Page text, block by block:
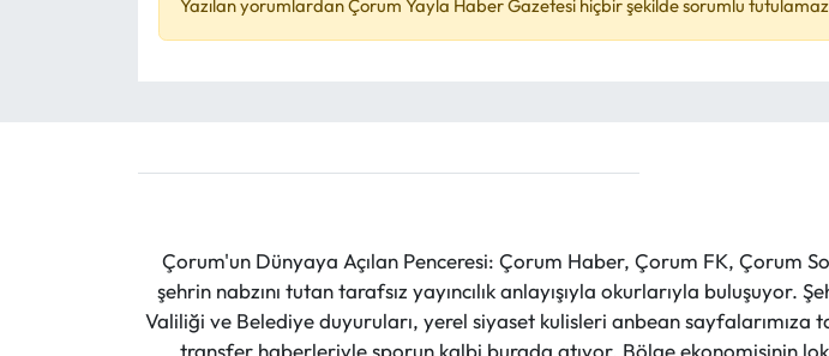
Yazılan yorumlardan Çorum Yayla Haber Gazetesi hiçbir şekilde sorumlu
Çorum'un Dünyaya Açılan Penceresi: Çorum Haber, Çorum FK, Çorum
şehrin nabzını tutan tarafsız yayıncılık anlayışıyla okurlarıyla
Valiliği ve Belediye duyuruları, yerel siyaset kulisleri anbean sayfalarımıza